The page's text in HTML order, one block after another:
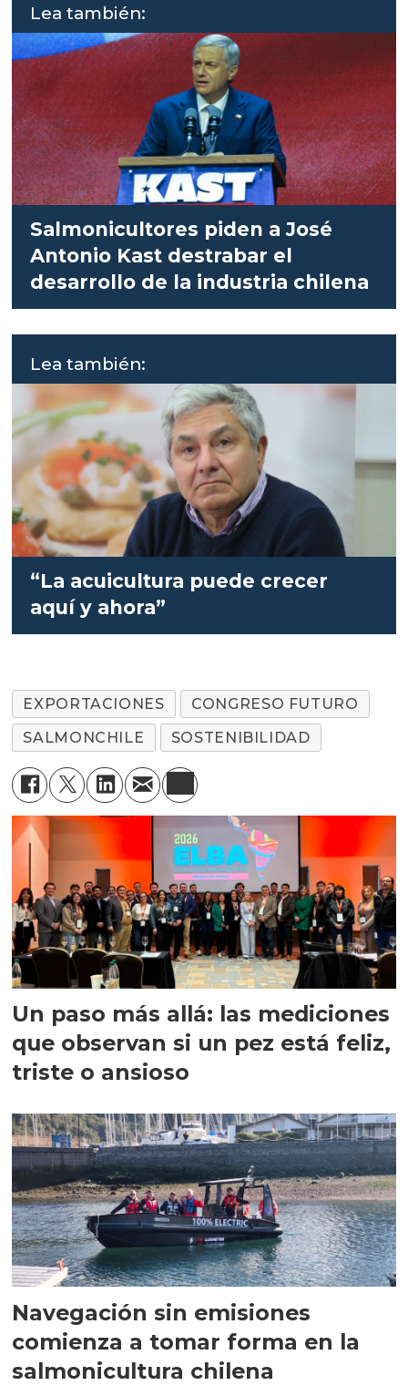
Lea también:
Salmonicultores piden a José
Antonio Kast destrabar el
desarrollo de la industria chilena
Lea también:
“La acuicultura puede crecer
aquí y ahora”
EXPORTACIONES
CONGRESO FUTURO
SALMONCHILE
SOSTENIBILIDAD
Un paso más allá: las mediciones
que observan si un pez está feliz,
triste o ansioso
Navegación sin emisiones
comienza a tomar forma en la
salmonicultura chilena